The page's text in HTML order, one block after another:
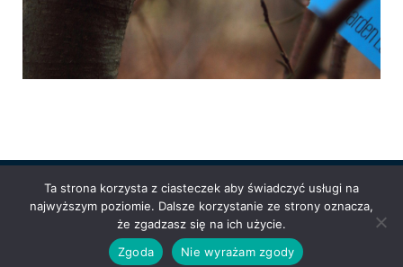
Powered byAnetpol.pl| © MS-Solutions 2025
Logowanie / rejestracja
Polityka prywatności
sklepu
Cennik wysyłek
Ta strona korzysta z ciasteczek aby świadczyć usługi na
najwyższym poziomie. Dalsze korzystanie ze strony oznacza,
że zgadzasz się na ich użycie.
Zgoda
Nie wyrażam zgody